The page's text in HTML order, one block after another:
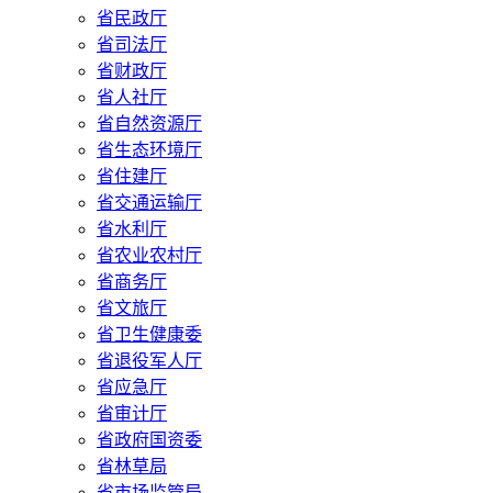
省民政厅
省司法厅
省财政厅
省人社厅
省自然资源厅
省生态环境厅
省住建厅
省交通运输厅
省水利厅
省农业农村厅
省商务厅
省文旅厅
省卫生健康委
省退役军人厅
省应急厅
省审计厅
省政府国资委
省林草局